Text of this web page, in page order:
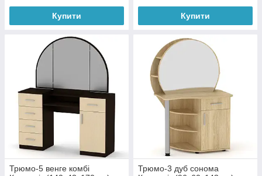
Купити Купити
Трюмо-5 венге комбі
Трюмо-3 дуб сонома